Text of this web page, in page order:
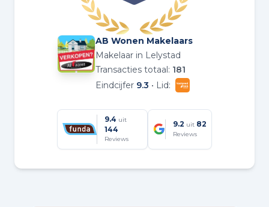
AB Wonen Makelaars
Makelaar in Lelystad
Transacties totaal: 181
Eindcijfer 9.3 • Lid:
9.4 uit
144
Reviews
9.2 uit 82
Reviews